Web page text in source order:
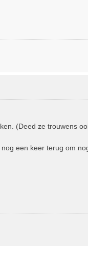
(Deed ze trouwens
een keer terug om